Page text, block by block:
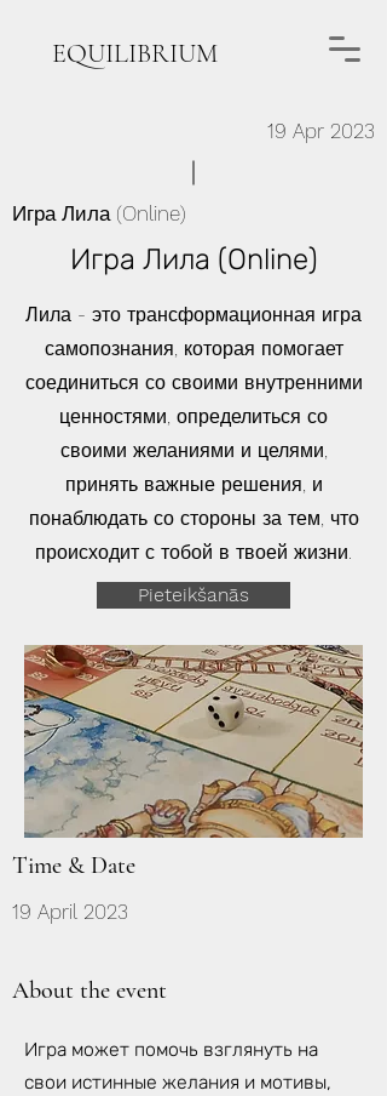
EQUILIBRIUM
19 Apr 2023
Игра Лила (Online)
Игра Лила (Online)
Лила - это трансформационная игра
самопознания, которая помогает
соединиться со своими внутренними
ценностями, определиться со
своими желаниями и целями,
принять важные решения, и
понаблюдать со стороны за тем, что
происходит с тобой в твоей жизни.
Pieteikšanās
Time & Date
19 April 2023
About the event
Игра может помочь взглянуть на
свои истинные желания и мотивы,